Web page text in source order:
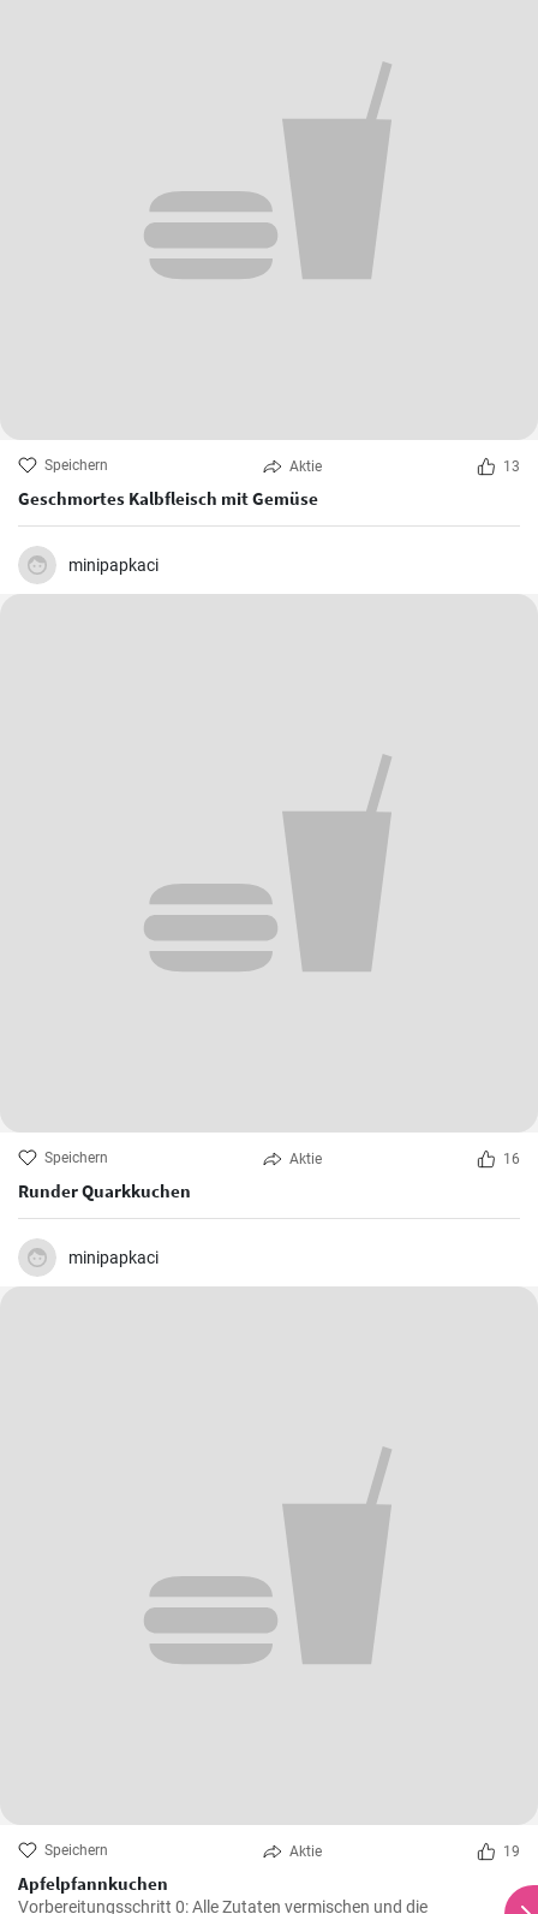
Speichern Aktie 13
Geschmortes Kalbfleisch mit Gemüse
minipapkaci
Speichern Aktie 16
Runder Quarkkuchen
minipapkaci
Speichern Aktie 19
Apfelpfannkuchen
Vorbereitungsschritt 0: Alle Zutaten vermischen und die